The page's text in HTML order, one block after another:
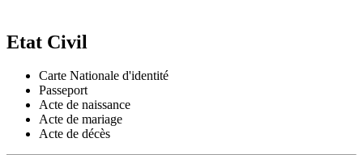
Etat Civil
Carte Nationale d'identité
Passeport
Acte de naissance
Acte de mariage
Acte de décès